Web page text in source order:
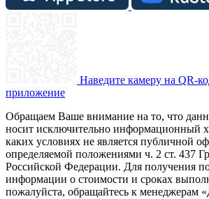
Наведите камеру на QR-
приложение
Обращаем Ваше внимание на то, что
носит исключительно информационный
каких условиях не является публичной
определяемой положениями ч. 2 ст. 437
Российской Федерации. Для получения
информации о стоимости и сроках
пожалуйста, обращайтесь к менеджерам